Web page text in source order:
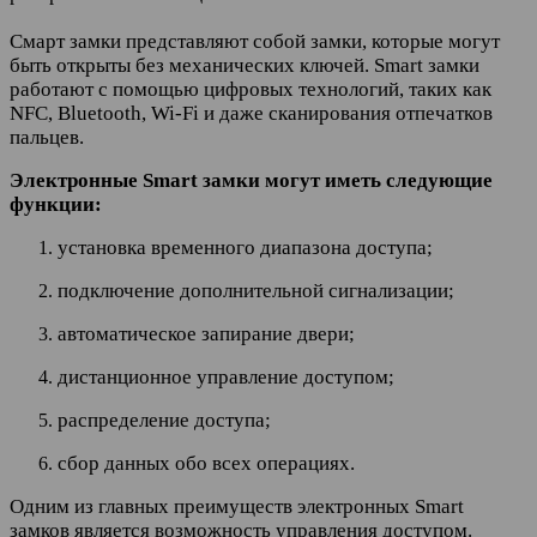
Смарт замки представляют собой замки, которые могут
быть открыты без механических ключей. Smart замки
работают с помощью цифровых технологий, таких как
NFC, Bluetooth, Wi-Fi и даже сканирования отпечатков
пальцев.
Электронные Smart замки могут иметь следующие
функции:
установка временного диапазона доступа;
подключение дополнительной сигнализации;
автоматическое запирание двери;
дистанционное управление доступом;
распределение доступа;
сбор данных обо всех операциях.
Одним из главных преимуществ электронных Smart
замков является возможность управления доступом.